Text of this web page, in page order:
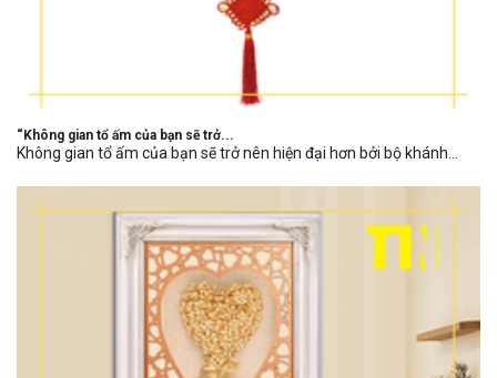
“Không gian tổ ấm của bạn sẽ trở...
Không gian tổ ấm của bạn sẽ trở nên hiện đại hơn bởi bộ khánh...